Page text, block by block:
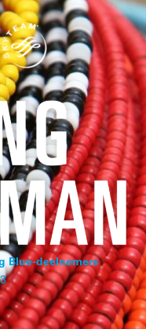
Blue-deelnemers